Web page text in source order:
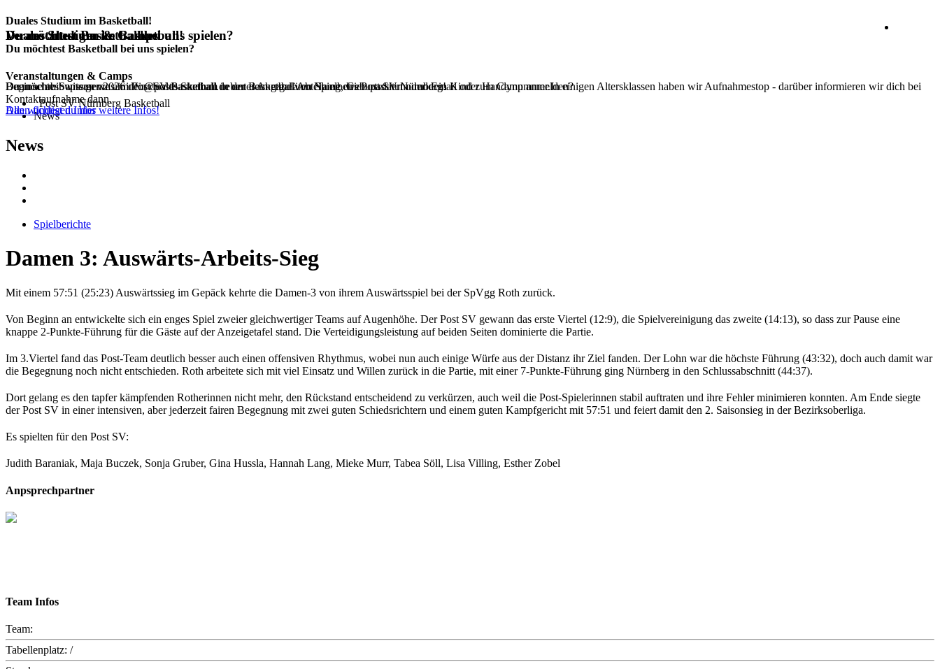
Duales Studium im Basketball!
Beginne ab Septemer 2026 dein duales Studium in der Basketball Abteilung des Post SV Nürnberg!
Alle wichtigen Infos
Du möchtest Basketball bei uns spielen?
Dann schreib uns gerne an info@postbasketball.de unter Angabe von Name, Geburtsdatum und Email oder Handynummer.In einigen Altersklassen haben wir Aufnahmestop - darüber informieren wir dich bei
Kontaktaufnahme dann.
Veranstaltungen & Camps
Du möchtest wissen was im Post SV Basketball neben dem regulären Spielbetrieb passiert oder dein Kind zum Camp anmelden?
Dann findest du hier weitere Infos!
Duales Studium im Basketball!
Du möchtest Basketball bei uns spielen?
Veranstaltungen & Camps
Post SV Nürnberg Basketball
News
News
Spielberichte
Damen 3: Auswärts-Arbeits-Sieg
Mit einem 57:51 (25:23) Auswärtssieg im Gepäck kehrte die Damen-3 von ihrem Auswärtsspiel bei der SpVgg Roth zurück.
Von Beginn an entwickelte sich ein enges Spiel zweier gleichwertiger Teams auf Augenhöhe. Der Post SV gewann das erste Viertel (12:9), die Spielvereinigung das zweite (14:13), so dass zur Pause eine
knappe 2-Punkte-Führung für die Gäste auf der Anzeigetafel stand. Die Verteidigungsleistung auf beiden Seiten dominierte die Partie.
Im 3.Viertel fand das Post-Team deutlich besser auch einen offensiven Rhythmus, wobei nun auch einige Würfe aus der Distanz ihr Ziel fanden. Der Lohn war die höchste Führung (43:32), doch auch damit war
die Begegnung noch nicht entschieden. Roth arbeitete sich mit viel Einsatz und Willen zurück in die Partie, mit einer 7-Punkte-Führung ging Nürnberg in den Schlussabschnitt (44:37).
Dort gelang es den tapfer kämpfenden Rotherinnen nicht mehr, den Rückstand entscheidend zu verkürzen, auch weil die Post-Spielerinnen stabil auftraten und ihre Fehler minimieren konnten. Am Ende siegte
der Post SV in einer intensiven, aber jederzeit fairen Begegnung mit zwei guten Schiedsrichtern und einem guten Kampfgericht mit 57:51 und feiert damit den 2. Saisonsieg in der Bezirksoberliga.
Es spielten für den Post SV:
Judith Baraniak, Maja Buczek, Sonja Gruber, Gina Hussla, Hannah Lang, Mieke Murr, Tabea Söll, Lisa Villing, Esther Zobel
Anpsprechpartner
Team Infos
Team:
Tabellenplatz: /